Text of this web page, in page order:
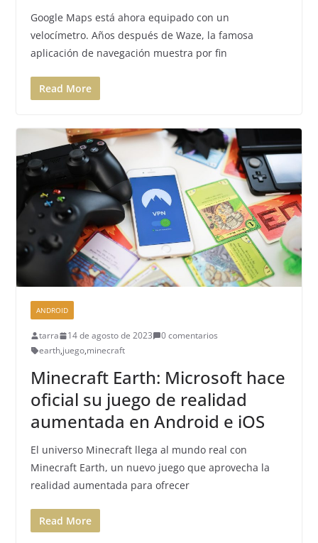
Google Maps está ahora equipado con un
velocímetro. Años después de Waze, la famosa
aplicación de navegación muestra por fin
Read More
ANDROID
tarra 14 de agosto de 2023
0 comentarios
earth,juego,minecraft
Minecraft Earth: Microsoft hace
oficial su juego de realidad
aumentada en Android e iOS
El universo Minecraft llega al mundo real con
Minecraft Earth, un nuevo juego que aprovecha la
realidad aumentada para ofrecer
Read More